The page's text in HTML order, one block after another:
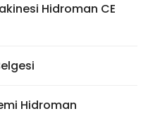
Hidroman CE
Hidroman